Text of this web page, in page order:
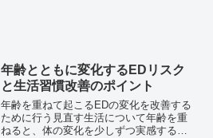
年齢とともに変化するEDリスク
と生活習慣改善のポイント
年齢を重ねて起こるEDの変化を改善する
ために行う見直す生活について年齢を重
ねると、体の変化を少しずつ実感するよ